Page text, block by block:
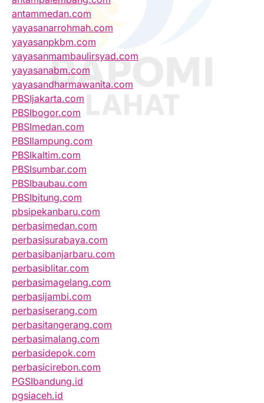
antammedan.com
yayasanarrohmah.com
yayasanpkbm.com
yayasanmambaulirsyad.com
yayasanabm.com
yayasandharmawanita.com
PBSIjakarta.com
PBSIbogor.com
PBSImedan.com
PBSIlampung.com
PBSIkaltim.com
PBSIsumbar.com
PBSIbaubau.com
PBSIbitung.com
pbsipekanbaru.com
perbasimedan.com
perbasisurabaya.com
perbasibanjarbaru.com
perbasiblitar.com
perbasimagelang.com
perbasijambi.com
perbasiserang.com
perbasitangerang.com
perbasimalang.com
perbasidepok.com
perbasicirebon.com
PGSIbandung.id
pgsiaceh.id